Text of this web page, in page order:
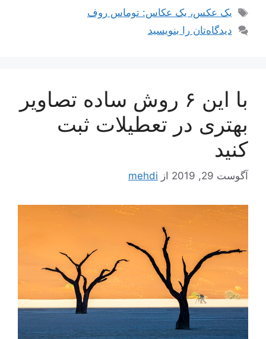
برچسب‌ها
یک عکس، یک عکاس: توماس روف
دیدگاه‌تان را بنویسید
با این ۶ روش ساده تصاویر
بهتری در تعطیلات ثبت
کنید
آگوست 29, 2019 از mehdi